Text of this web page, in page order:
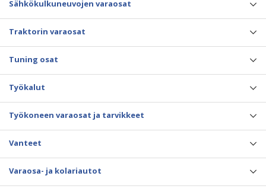
Sähkökulkuneuvojen varaosat
Traktorin varaosat
Tuning osat
Työkalut
Työkoneen varaosat ja tarvikkeet
Vanteet
Varaosa- ja kolariautot